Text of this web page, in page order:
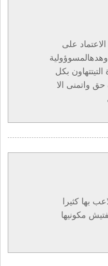
على
بكل
واتمنى الا
بها كثيرا
مكونيها